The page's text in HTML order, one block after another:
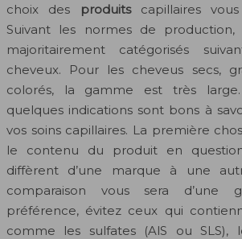
choix des produitscapillaires
Suivant les normes de
majoritairement catégorisés
cheveux. Pour les cheveus secs,
colorés, la gamme est très
quelques indications sont bons à
vos soins capillaires. La première
le contenu du produit en
diffèrent d’une marque à une
comparaison vous sera d’une
préférence, évitez ceux qui
comme les sulfates (AlS ou SLS),